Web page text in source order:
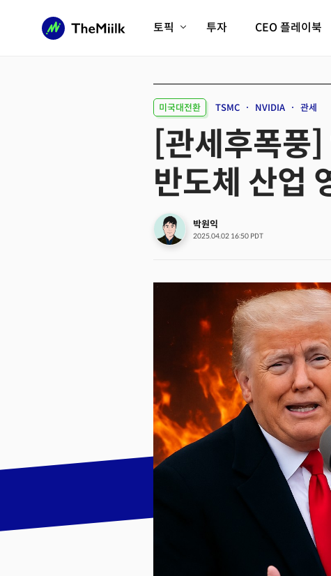
토픽
피지컬AI/로봇
AX비즈니스혁명 미래 교육/직업
전체 기사 보기
투자 CEO 플레이북
미국대전환 TSMC NVIDIA 관세
[관세후폭풍
반도체 산업
박원익
2025.04.02 16:50 PDT